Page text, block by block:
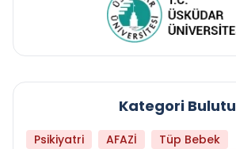
Kategori Bulutu
Psikiyatri AFAZİ
Tüp Bebek